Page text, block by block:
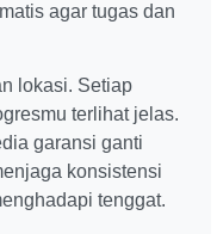
agar tugas dan
lokasi. Setiap
terlihat jelas.
garansi ganti
konsistensi
tenggat.